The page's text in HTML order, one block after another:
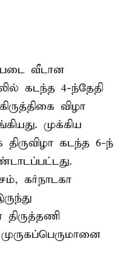
படை வீடான
கடந்த 4-ந்தேதி
விழா
முக்கிய
திருவிழா கடந்த 6-ந்
கர்நாடகா